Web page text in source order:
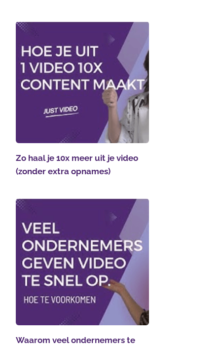
Zo haal je 10x meer uit je video
(zonder extra opnames)
Waarom veel ondernemers te